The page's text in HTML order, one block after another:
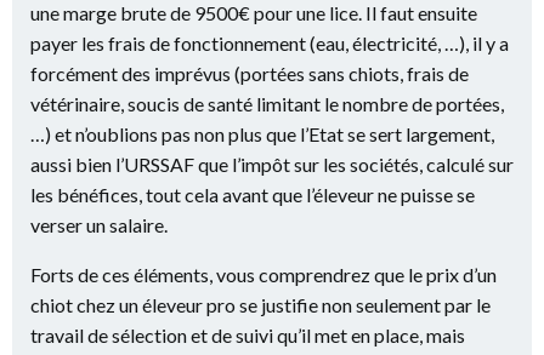
une marge brute de 9500€ pour une lice. Il faut ensuite
payer les frais de fonctionnement (eau, électricité, …), il y a
forcément des imprévus (portées sans chiots, frais de
vétérinaire, soucis de santé limitant le nombre de portées,
…) et n’oublions pas non plus que l’Etat se sert largement,
aussi bien l’URSSAF que l’impôt sur les sociétés, calculé sur
les bénéfices, tout cela avant que l’éleveur ne puisse se
verser un salaire.
Forts de ces éléments, vous comprendrez que le prix d’un
chiot chez un éleveur pro se justifie non seulement par le
travail de sélection et de suivi qu’il met en place, mais